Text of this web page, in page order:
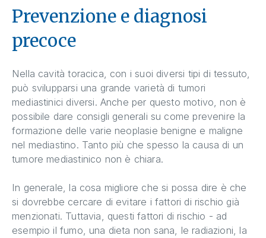
Prevenzione e diagnosi
precoce
Nella cavità toracica, con i suoi diversi tipi di tessuto,
può svilupparsi una grande varietà di tumori
mediastinici diversi. Anche per questo motivo, non è
possibile dare consigli generali su come prevenire la
formazione delle varie neoplasie benigne e maligne
nel mediastino. Tanto più che spesso la causa di un
tumore mediastinico non è chiara.
In generale, la cosa migliore che si possa dire è che
si dovrebbe cercare di evitare i fattori di rischio già
menzionati. Tuttavia, questi fattori di rischio - ad
esempio il fumo, una dieta non sana, le radiazioni, la